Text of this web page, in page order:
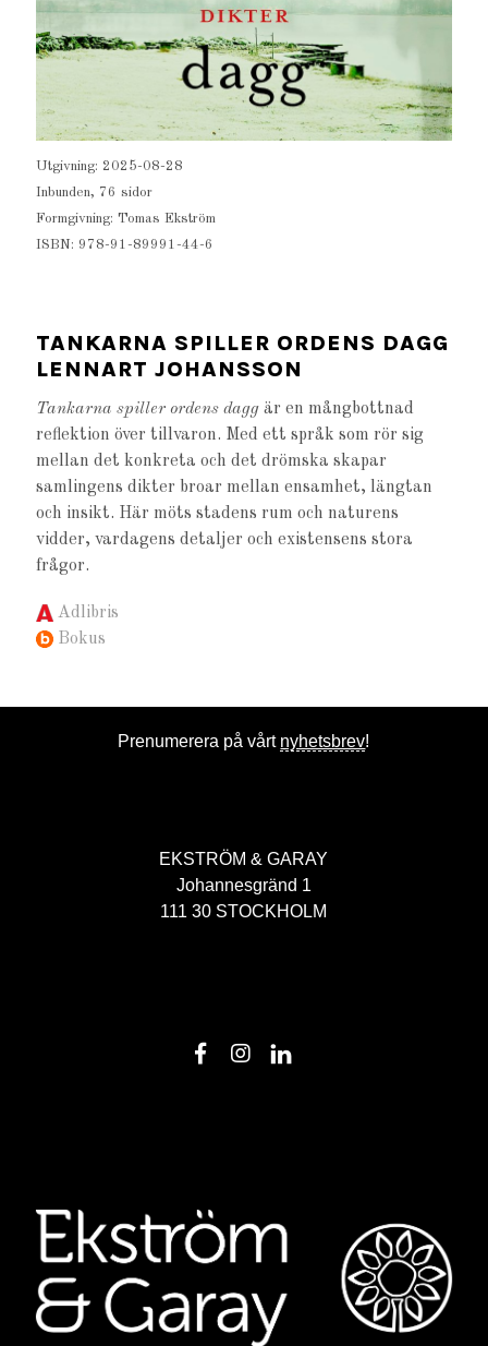
Utgivning: 2025-08-28
Inbunden, 76 sidor
Formgivning: Tomas Ekström
ISBN: 978-91-89991-44-6
TANKARNA SPILLER ORDENS DAGG
LENNART JOHANSSON
Tankarna spiller ordens dagg är en mångbottnad
reflektion över tillvaron. Med ett språk som rör sig
mellan det konkreta och det drömska skapar
samlingens dikter broar mellan ensamhet, längtan
och insikt. Här möts stadens rum och naturens
vidder, vardagens detaljer och existensens stora
frågor.
Adlibris
Bokus
Prenumerera på vårt nyhetsbrev!
EKSTRÖM & GARAY
Johannesgränd 1
111 30 STOCKHOLM